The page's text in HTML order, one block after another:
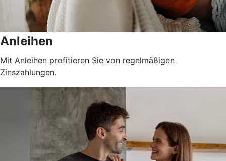
Anleihen
Mit Anleihen profitieren Sie von regelmäßigen
Zinszahlungen.